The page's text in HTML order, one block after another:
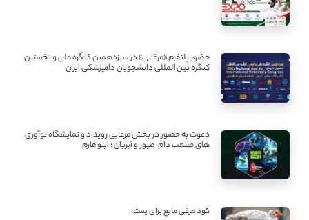
حضور پلتفرم «مرغابی» در سیزدهمین کنگره ملی و نخستین
کنگره بین ‌المللی دانشجویان دامپزشکی ایران
دعوت به حضور در بخش مرغابی رویداد و نمایشگاه نوآوری
های صنعت دام، طیور و آبزیان ؛ اینو فارم
کود مرغی مایع برای پسته